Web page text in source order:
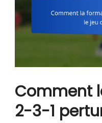
Comment
2-3-1